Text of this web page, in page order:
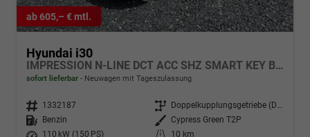
ab 605,– € mtl.
Hyundai i30
IMPRESSION N-LINE DCT ACC SHZ SMART KEY BSD MEMORY
sofort lieferbar Neuwagen mit Tageszulassung
Fahrzeugnr. 1332187 Getriebe
Doppelkupplungsgetriebe (DSG)
Kraftstoff
Benzin Außenfarbe Cypress Green T2P
Leistung
110 kW (150 PS) Kilometerstand
10 km